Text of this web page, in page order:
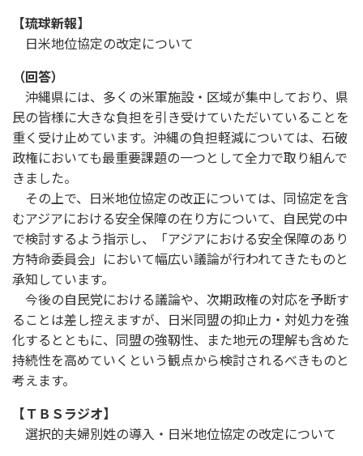
【琉球新報】
日米地位協定の改定について
（回答）
沖縄県には、多くの米軍施設・区域が集中しており、県
民の皆様に大きな負担を引き受けていただいていることを
重く受け止めています。沖縄の負担軽減については、石破
政権においても最重要課題の一つとして全力で取り組んで
きました。
その上で、日米地位協定の改正については、同協定を含
むアジアにおける安全保障の在り方について、自民党の中
で検討するよう指示し、「アジアにおける安全保障のあり
方特命委員会」において幅広い議論が行われてきたものと
承知しています。
今後の自民党における議論や、次期政権の対応を予断す
ることは差し控えますが、日米同盟の抑止力・対処力を強
化するとともに、同盟の強靱性、また地元の理解も含めた
持続性を高めていくという観点から検討されるべきものと
考えます。
【ＴＢＳラジオ】
選択的夫婦別姓の導入・日米地位協定の改定について